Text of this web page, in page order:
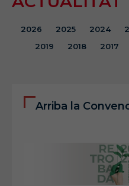
2026 2025 2024
2019
2018 2017
Arriba la